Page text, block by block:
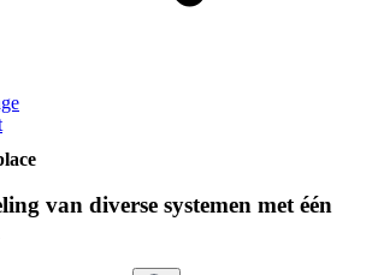
van diverse systemen met één